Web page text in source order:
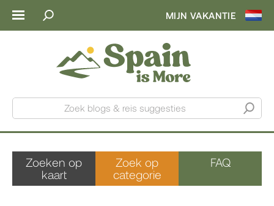
MIJN VAKANTIE
Zoek blogs & reis suggesties
Zoeken op
kaart
Zoek op
categorie
FAQ